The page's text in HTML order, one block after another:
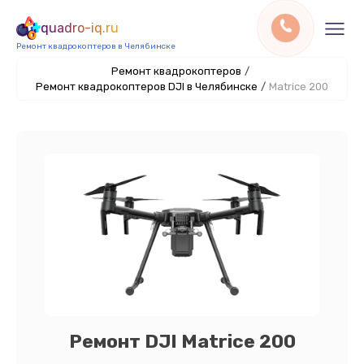
quadro-iq.ru
Ремонт квадрокоптеров в Челябинске
Ремонт квадрокоптеров /
Ремонт квадрокоптеров DJI в Челябинске / Matrice 200
Ремонт DJI Matrice 200